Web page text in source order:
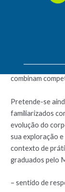
gestores de SI
combinam
Pretende-se
familiarizados
evolução do
sua exploração
contexto de
graduados pelo
– sentido de